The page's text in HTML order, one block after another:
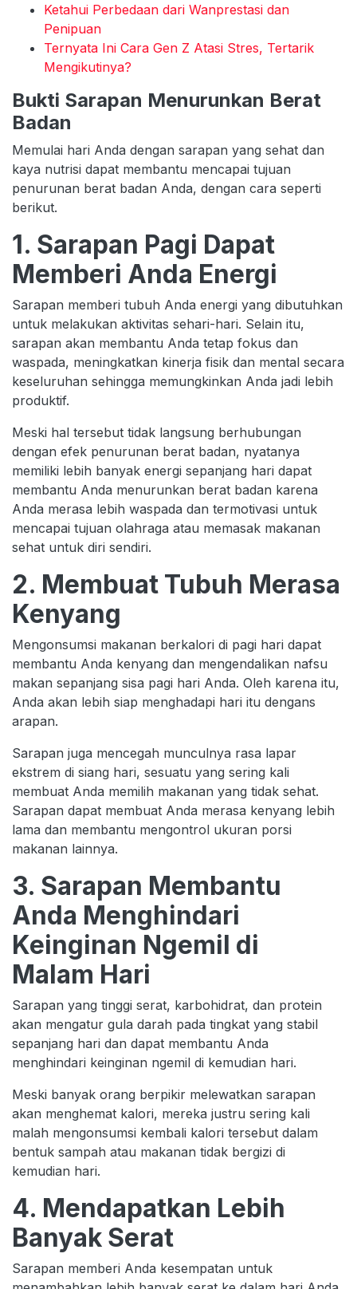
Ketahui Perbedaan dari Wanprestasi dan
Penipuan
Ternyata Ini Cara Gen Z Atasi Stres, Tertarik
Mengikutinya?
Bukti Sarapan Menurunkan Berat
Badan
Memulai hari Anda dengan sarapan yang sehat dan
kaya nutrisi dapat membantu mencapai tujuan
penurunan berat badan Anda, dengan cara seperti
berikut.
1. Sarapan Pagi Dapat
Memberi Anda Energi
Sarapan memberi tubuh Anda energi yang dibutuhkan
untuk melakukan aktivitas sehari-hari. Selain itu,
sarapan akan membantu Anda tetap fokus dan
waspada, meningkatkan kinerja fisik dan mental secara
keseluruhan sehingga memungkinkan Anda jadi lebih
produktif.
Meski hal tersebut tidak langsung berhubungan
dengan efek penurunan berat badan, nyatanya
memiliki lebih banyak energi sepanjang hari dapat
membantu Anda menurunkan berat badan karena
Anda merasa lebih waspada dan termotivasi untuk
mencapai tujuan olahraga atau memasak makanan
sehat untuk diri sendiri.
2. Membuat Tubuh Merasa
Kenyang
Mengonsumsi makanan berkalori di pagi hari dapat
membantu Anda kenyang dan mengendalikan nafsu
makan sepanjang sisa pagi hari Anda. Oleh karena itu,
Anda akan lebih siap menghadapi hari itu dengans
arapan.
Sarapan juga mencegah munculnya rasa lapar
ekstrem di siang hari, sesuatu yang sering kali
membuat Anda memilih makanan yang tidak sehat.
Sarapan dapat membuat Anda merasa kenyang lebih
lama dan membantu mengontrol ukuran porsi
makanan lainnya.
3. Sarapan Membantu
Anda Menghindari
Keinginan Ngemil di
Malam Hari
Sarapan yang tinggi serat, karbohidrat, dan protein
akan mengatur gula darah pada tingkat yang stabil
sepanjang hari dan dapat membantu Anda
menghindari keinginan ngemil di kemudian hari.
Meski banyak orang berpikir melewatkan sarapan
akan menghemat kalori, mereka justru sering kali
malah mengonsumsi kembali kalori tersebut dalam
bentuk sampah atau makanan tidak bergizi di
kemudian hari.
4. Mendapatkan Lebih
Banyak Serat
Sarapan memberi Anda kesempatan untuk